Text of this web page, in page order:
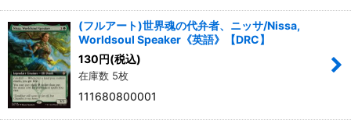
(フルアート)世界魂の代弁者、ニッサ/Nissa,
Worldsoul Speaker《英語》【DRC】
130円(税込)
在庫数 5枚
111680800001